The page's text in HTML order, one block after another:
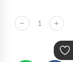
﹣ ﹢